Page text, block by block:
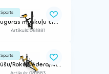
Sports
Muguras muskuļu trenažieris
Artikuls: 081881
Sports
Krūšu/Roku/Vēdera/Muguras muskuļu trenažieris